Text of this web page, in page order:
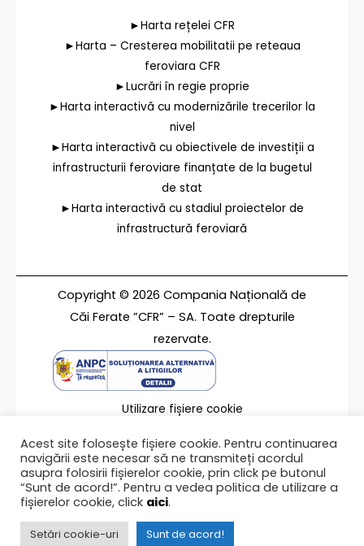
►Harta rețelei CFR
►Harta – Cresterea mobilitatii pe reteaua
feroviara CFR
►Lucrări în regie proprie
►Harta interactivă cu modernizările trecerilor la
nivel
►Harta interactivă cu obiectivele de investiții a
infrastructurii feroviare finanțate de la bugetul
de stat
►Harta interactivă cu stadiul proiectelor de
infrastructură feroviară
Copyright © 2026 Compania Națională de
Căi Ferate ”CFR” – SA. Toate drepturile
rezervate.
Utilizare fișiere cookie
Contact
Ultima modificare a paginii 27/11/2018
Acest site folosește fișiere cookie. Pentru continuarea
navigării este necesar să ne transmiteți acordul
asupra folosirii fișierelor cookie, prin click pe butonul
“Sunt de acord!”. Pentru a vedea politica de utilizare a
fișierelor cookie, click aici.
Setări cookie-uri Sunt de acord!